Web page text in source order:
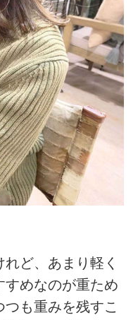
ど、あまり軽く
すめなのが重ため
も重みを残すこ